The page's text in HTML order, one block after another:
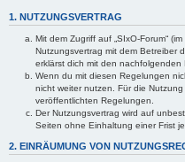
1. NUTZUNGSVERTRAG
Mit dem Zugriff auf „SIxO-Forum“
Nutzungsvertrag mit dem Betreiber
erklärst dich mit den nachfolgenden
Wenn du mit diesen Regelungen
nicht weiter nutzen. Für die
veröffentlichten Regelungen.
Der Nutzungsvertrag wird auf
Seiten ohne Einhaltung einer Frist
2. EINRÄUMUNG VON